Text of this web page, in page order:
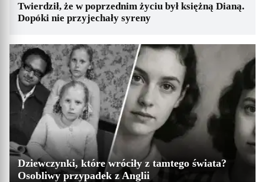
Twierdził, że w poprzednim życiu był księżną Dianą.
Dopóki nie przyjechały syreny
Dziewczynki, które wróciły z tamtego świata?
Osobliwy przypadek z Anglii